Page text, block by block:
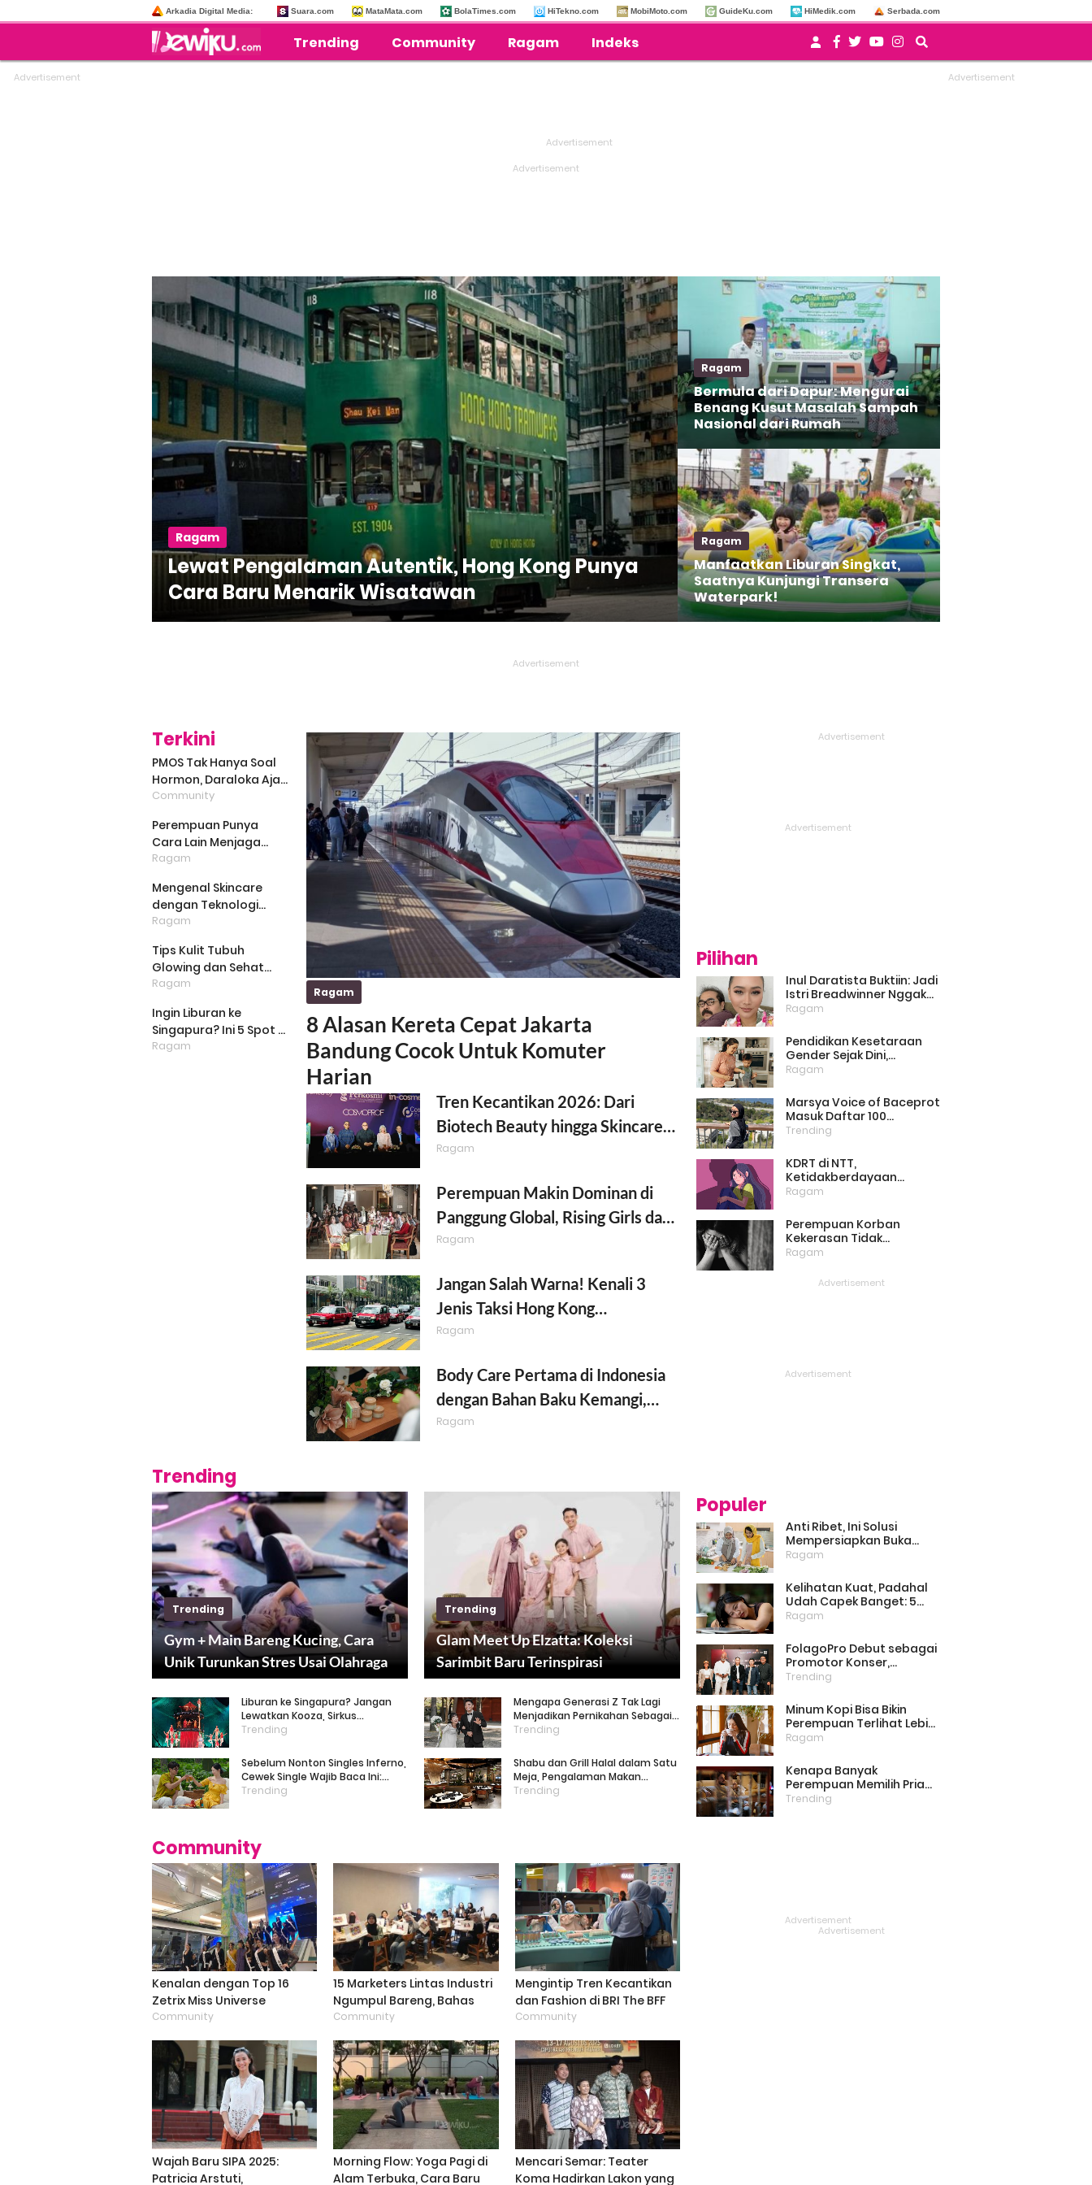
Arkadia Digital Media: Suara.com MataMata.com BolaTimes.com HiTekno.com MobiMoto.com GuideKu.com HiMedik.com Serbada.com
Trending Community Ragam Indeks
Ragam
Lewat Pengalaman Autentik, Hong Kong Punya
Cara Baru Menarik Wisatawan
Ragam
Bermula dari Dapur: Mengurai
Benang Kusut Masalah Sampah
Nasional dari Rumah
Ragam
Manfaatkan Liburan Singkat,
Saatnya Kunjungi Transera
Waterpark!
Terkini
PMOS Tak Hanya Soal
Hormon, Daraloka Ajak
Publik Pahami Luka
Stigma
Community
Perempuan Punya
Cara Lain Menjaga
Bumi, Dimulai dari
Ramah Lingkungan
Ragam
Mengenal Skincare
dengan Teknologi
EXO3, Inovasi yang
Perawatan Kulit di
Rumah
Ragam
Tips Kulit Tubuh
Glowing dan Sehat
dengan Menjaga Lipid
Ragam
Ingin Liburan ke
Singapura? Ini 5 Spot di
National Gallery
Ragam
Ragam
8 Alasan Kereta Cepat Jakarta
Bandung Cocok Untuk Komuter
Harian
Tren Kecantikan 2026: Dari
Biotech Beauty hingga Skincare
Berbasis Sains Kian Digemari
Ragam
Perempuan Makin Dominan di
Panggung Global, Rising Girls dan
Plataran Menteng Dorong
Ragam
Jangan Salah Warna! Kenali 3
Jenis Taksi Hong Kong
Berdasarkan Rute Tujuan yang
Ragam
Body Care Pertama di Indonesia
dengan Bahan Baku Kemangi,
Inovasi Baru untuk Kulit Sensitif
Ragam
Trending
Trending
Gym + Main Bareng Kucing, Cara
Unik Turunkan Stres Usai Olahraga
Trending
Glam Meet Up Elzatta: Koleksi
Sarimbit Baru Terinspirasi
Perempuan Tangguh
Liburan ke Singapura? Jangan
Lewatkan Kooza, Sirkus
Spektakuler yang Bikin Terpukau
Trending
Sebelum Nonton Singles Inferno,
Cewek Single Wajib Baca Ini:
Ekspektasi vs Realita Dunia
Trending
Mengapa Generasi Z Tak Lagi
Menjadikan Pernikahan Sebagai
Prioritas?
Trending
Shabu dan Grill Halal dalam Satu
Meja, Pengalaman Makan
Hangat untuk Keluarga
Trending
Community
Kenalan dengan Top 16
Zetrix Miss Universe
Indonesia 2025, Angkat
Community
15 Marketers Lintas Industri
Ngumpul Bareng, Bahas
Masa Depan Marketing di
Community
Mengintip Tren Kecantikan
dan Fashion di BRI The BFF
Festival 2025, Ada Apa
Community
Wajah Baru SIPA 2025:
Patricia Arstuti,
Morning Flow: Yoga Pagi di
Alam Terbuka, Cara Baru
Mencari Semar: Teater
Koma Hadirkan Lakon yang
Pilihan
Inul Daratista Buktiin: Jadi
Istri Breadwinner Nggak
Bikin Suami Minder, Asal
Dukung
Ragam
Pendidikan Kesetaraan
Gender Sejak Dini,
Psikolog: Anak Laki-Laki
Ragam
Marsya Voice of Baceprot
Masuk Daftar 100
Perempuan Inspiratif dan
Versi BBC
Trending
KDRT di NTT,
Ketidakberdayaan
Perempuan Masih Menjadi
Ragam
Perempuan Korban
Kekerasan Tidak
Bercerita, Victim Blaming
Ragam
Populer
Anti Ribet, Ini Solusi
Mempersiapkan Buka
Puasa dan Sahur yang Sat
Ragam
Kelihatan Kuat, Padahal
Udah Capek Banget: 5
Tanda Mental Kamu Lagi
Ragam
FolagoPro Debut sebagai
Promotor Konser,
Hadirkan An Evening with
Trending
Minum Kopi Bisa Bikin
Perempuan Terlihat Lebih
Awet Muda? Ini Faktanya
Ragam
Kenapa Banyak
Perempuan Memilih Pria
Lebih Dewasa? Ternyata
Trending